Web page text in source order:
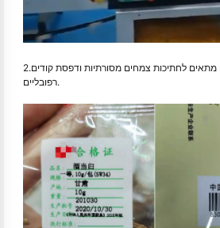
2.מתאים לחתיכות צמחים מסורתיות ודפסת קודים
רפובליים.